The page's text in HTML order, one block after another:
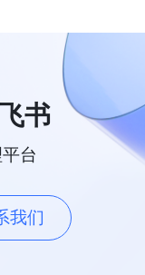
书
台
我们